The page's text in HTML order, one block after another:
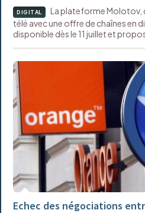
DIGITAL
La plateforme Molotov,
télé avec une offre de chaînes en
disponible dès le 11 juillet et
Echec des négociations